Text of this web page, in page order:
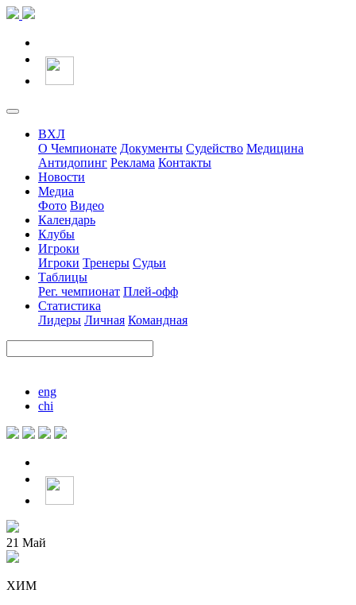
ВХЛ
О Чемпионате Документы Судейство Медицина
Антидопинг Реклама Контакты
Новости
Медиа
Фото Видео
Календарь
Клубы
Игроки
Игроки Тренеры Судьи
Таблицы
Рег. чемпионат Плей-офф
Статистика
Лидеры Личная Командная
eng
chi
21 Май
ХИМ